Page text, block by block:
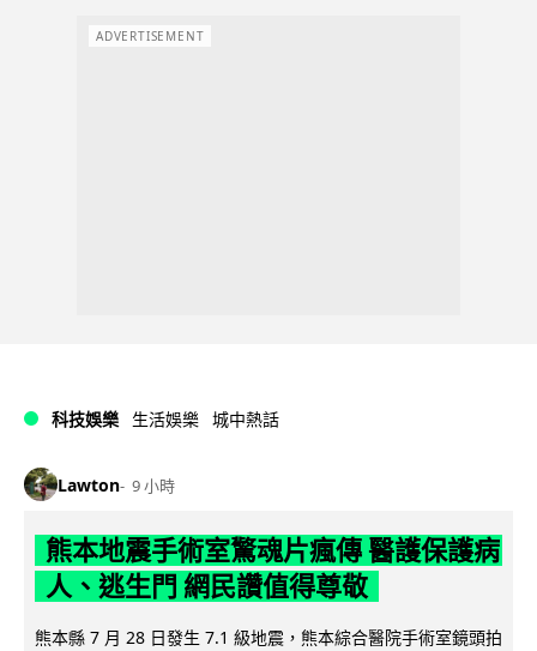
ADVERTISEMENT
科技娛樂 生活娛樂 城中熱話
Lawton 9 小時
熊本地震手術室驚魂片瘋傳 醫護保護病
人、逃生門 網民讚值得尊敬
熊本縣 7 月 28 日發生 7.1 級地震，熊本綜合醫院手術室鏡頭拍